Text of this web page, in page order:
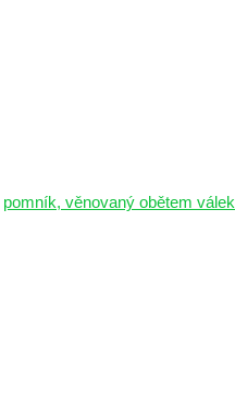
pomník, věnovaný obětem válek